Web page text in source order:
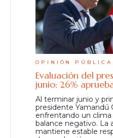
OPINIÓN PÚBLICA
Evaluación del
junio: 26%
Al terminar junio y
presidente Yamandú
enfrentando un
balance negativo. La
mantiene estable